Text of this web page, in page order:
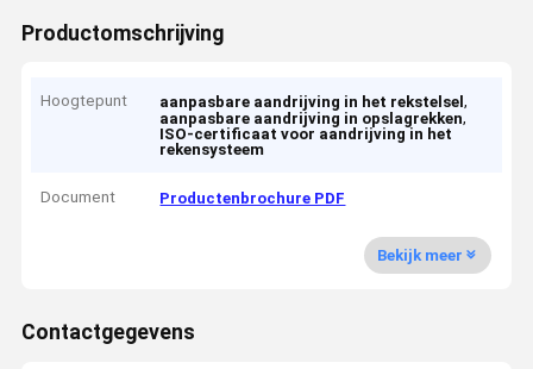
Productomschrijving
Hoogtepunt aanpasbare aandrijving in het rekstelsel,
aanpasbare aandrijving in opslagrekken,
ISO-certificaat voor aandrijving in het
rekensysteem
Document Productenbrochure PDF
Bekijk meer
Contactgegevens